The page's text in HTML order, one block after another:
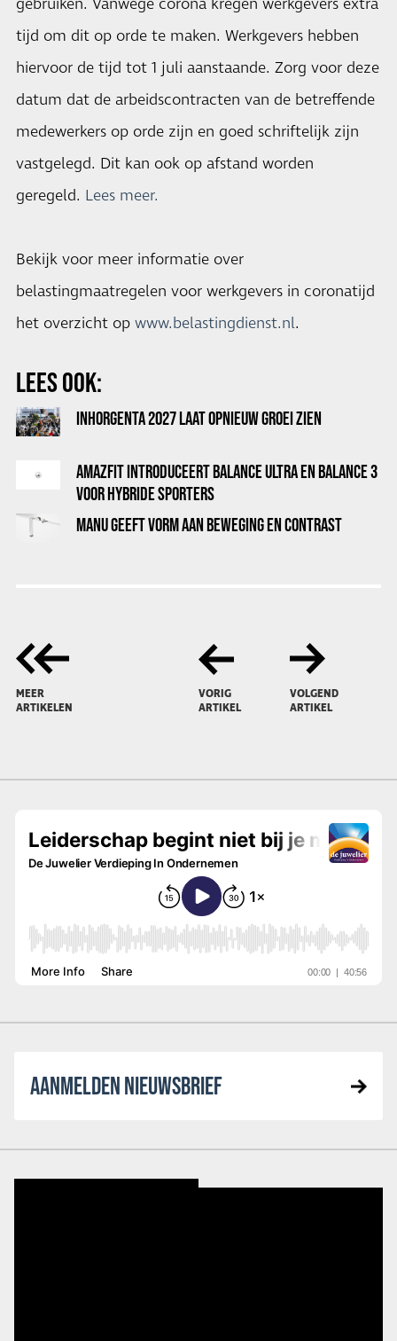
gebruiken. Vanwege corona kregen werkgevers extra
tijd om dit op orde te maken. Werkgevers hebben
hiervoor de tijd tot 1 juli aanstaande. Zorg voor deze
datum dat de arbeidscontracten van de betreffende
medewerkers op orde zijn en goed schriftelijk zijn
vastgelegd. Dit kan ook op afstand worden
geregeld. Lees meer.
Bekijk voor meer informatie over
belastingmaatregelen voor werkgevers in coronatijd
het overzicht op www.belastingdienst.nl.
LEES OOK:
INHORGENTA 2027 LAAT OPNIEUW GROEI ZIEN
AMAZFIT INTRODUCEERT BALANCE ULTRA EN BALANCE 3
VOOR HYBRIDE SPORTERS
MANU GEEFT VORM AAN BEWEGING EN CONTRAST
MEER
ARTIKELEN
VORIG
ARTIKEL
VOLGEND
ARTIKEL
AANMELDEN NIEUWSBRIEF